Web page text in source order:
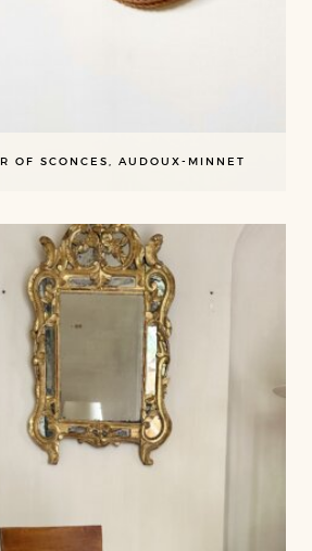
OF SCONCES, AUDOUX-MINNET